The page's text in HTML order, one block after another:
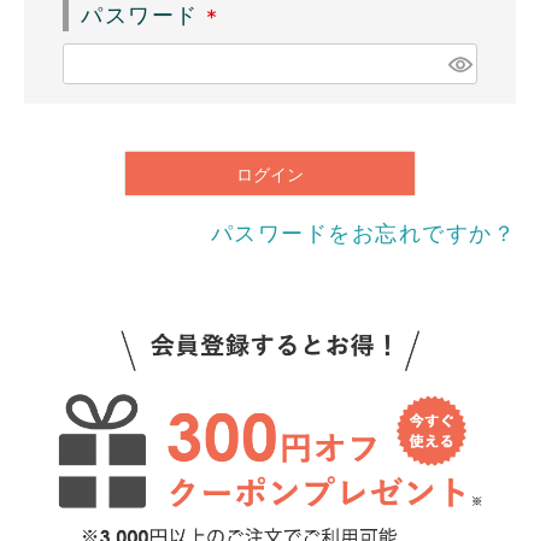
パスワード
(
必
)
ログイン
パスワードをお忘れですか？